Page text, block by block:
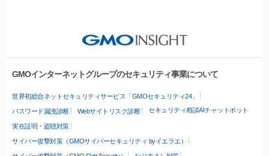
GMOインターネットグループのセキュリティ事業について
世界初総合ネットセキュリティサービス「GMOセキュリティ24」
パスワード漏洩診断 Webサイトリスク診断 セキュリティ相談AIチャットボット
実在証明・盗聴対策
サイバー攻撃対策（GMOサイバーセキュリティ byイエラエ）